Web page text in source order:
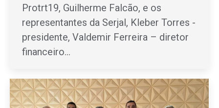
Protrt19, Guilherme Falcão, e os
representantes da Serjal, Kleber Torres -
presidente, Valdemir Ferreira – diretor
financeiro…